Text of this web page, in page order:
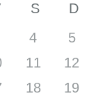
vues
VENDREDI
SSAMEDI
D
0
évènements
4
0
5
0
évènements
11
0
12
0
18
0
19